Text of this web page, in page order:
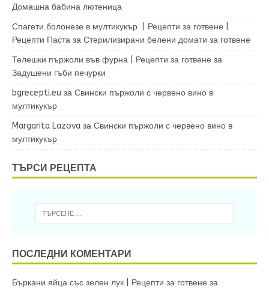
Домашна бабина лютеница
Спагети болонезе в мултикукър | Рецепти за готвене |
Рецепти Паста за Стерилизирани белени домати за готвене
Телешки пържоли във фурна | Рецепти за готвене за
Задушени гъби печурки
bgrecepti.eu за Свински пържоли с червено вино в
мултикукър
Margarita Lazova за Свински пържоли с червено вино в
мултикукър
ТЪРСИ РЕЦЕПТА
ПОСЛЕДНИ КОМЕНТАРИ
Бъркани яйца със зелен лук | Рецепти за готвене за